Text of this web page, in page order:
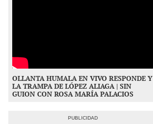
OLLANTA HUMALA EN VIVO RESPONDE Y
LA TRAMPA DE LÓPEZ ALIAGA | SIN
GUION CON ROSA MARÍA PALACIOS